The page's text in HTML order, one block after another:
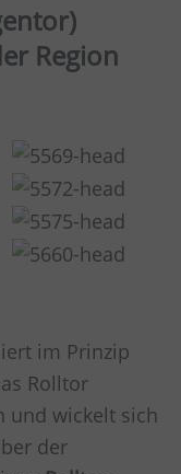
Region
im Prinzip
Rolltor
und wickelt sich
der